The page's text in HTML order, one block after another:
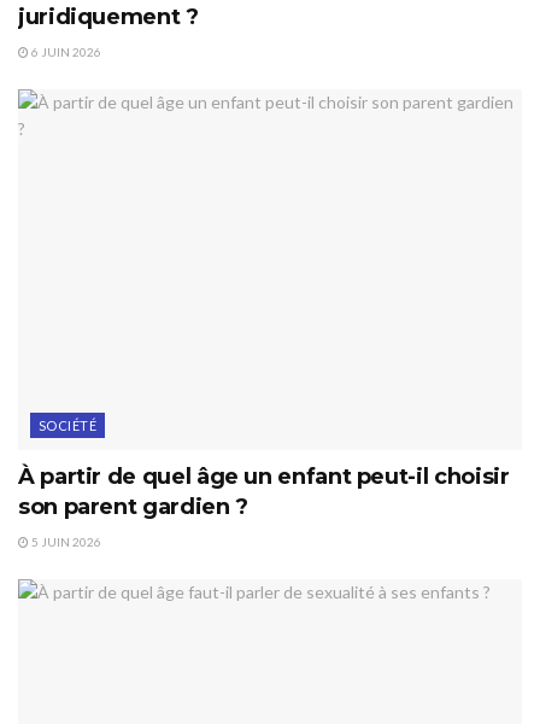
juridiquement ?
6 JUIN 2026
SOCIÉTÉ
À partir de quel âge un enfant peut-il choisir
son parent gardien ?
5 JUIN 2026